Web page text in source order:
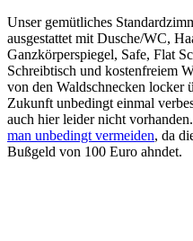
Unser gemütliches
ausgestattet mit Dusche/WC,
Ganzkörperspiegel, Safe, Flat
Schreibtisch und kostenfreiem
von den Waldschnecken locker
Zukunft unbedingt einmal
auch hier leider nicht
man unbedingt vermeiden, da
Bußgeld von 100 Euro ahndet.